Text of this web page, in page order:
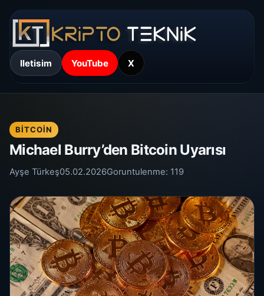
Iletisim YouTube X
BITCOIN
Michael Burry’den Bitcoin Uyarısı
Ayşe Türkeş05.02.2026Goruntulenme: 119